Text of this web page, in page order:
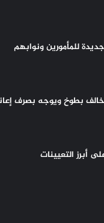
للمأمورين ونوابهم
بطوخ ويوجه بصرف
أبرز التعيينات